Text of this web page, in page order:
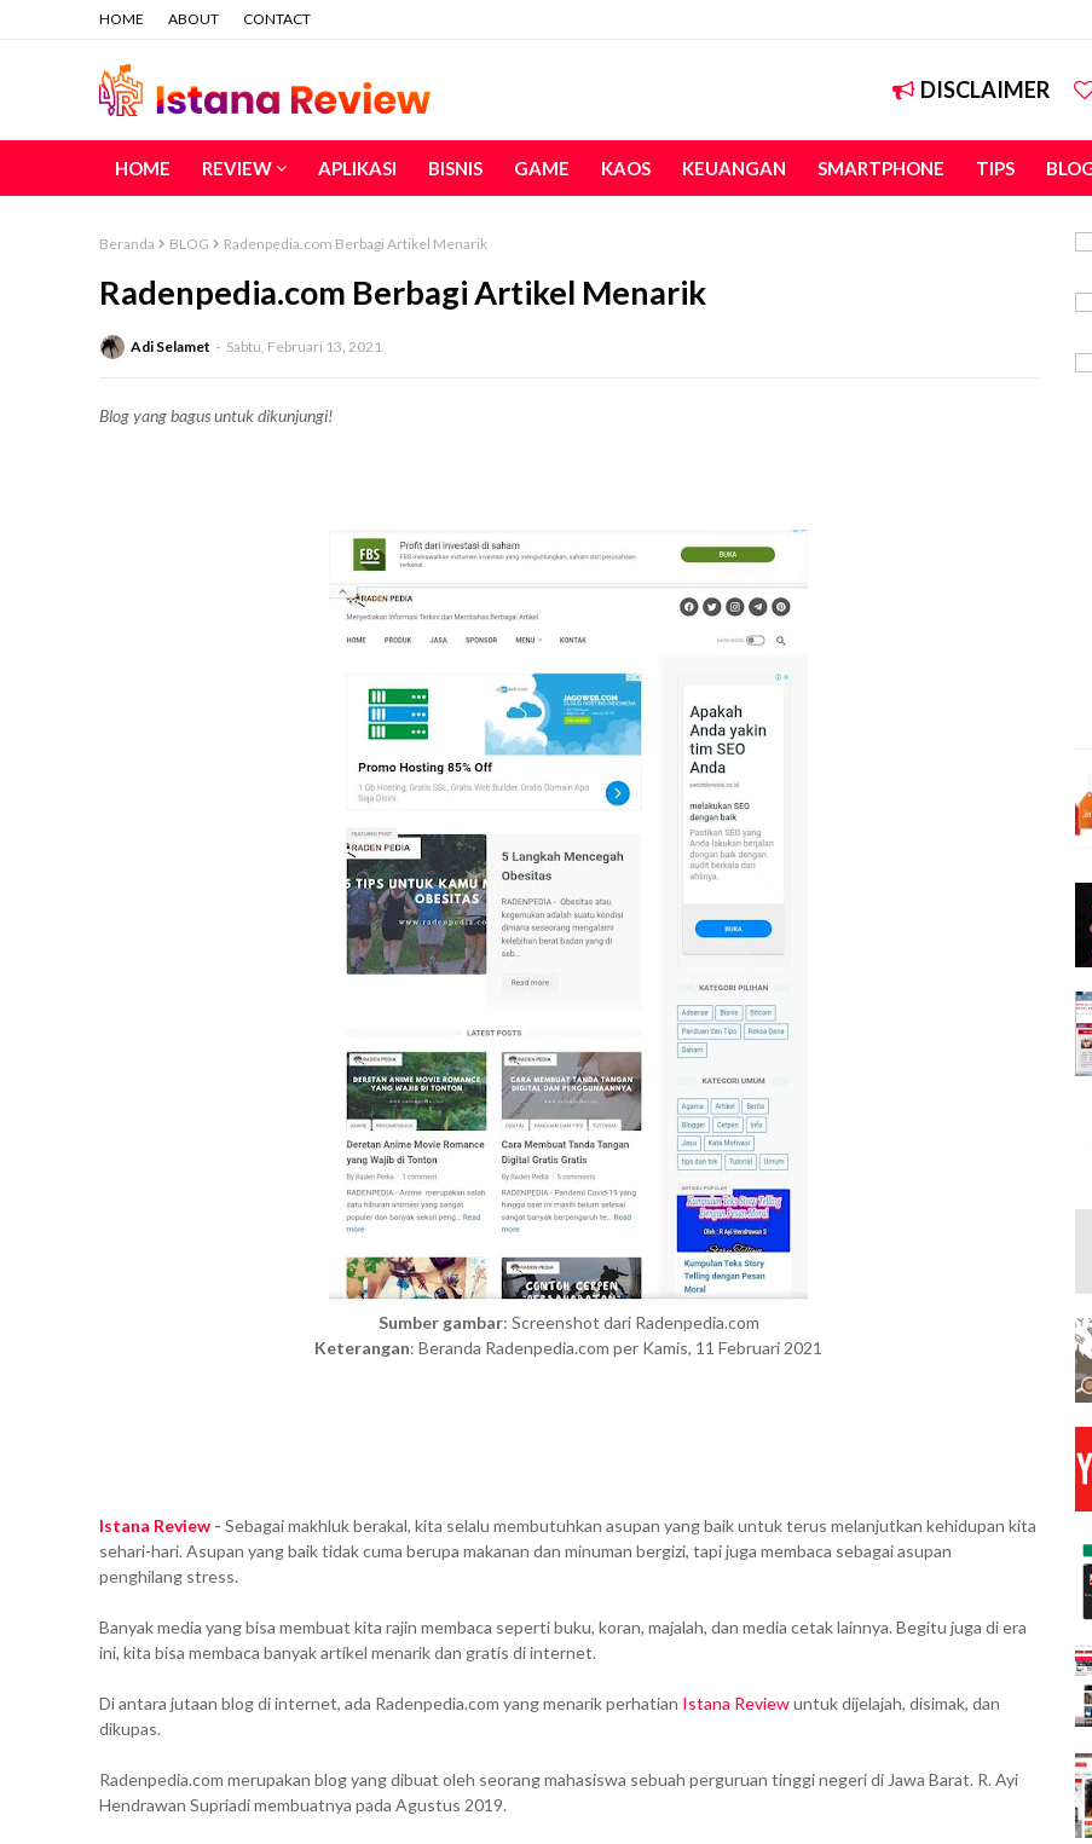
HOME ABOUT CONTACT
DISCLAIMER
HOME REVIEW APLIKASI BISNIS GAME KAOS KEUANGAN SMARTPHONE TIPS
Beranda BLOG Radenpedia.com Berbagi Artikel Menarik
Radenpedia.com Berbagi Artikel Menarik
Adi Selamet Sabtu, Februari 13, 2021
Blog yang bagus untuk dikunjungi!
Sumber gambar: Screenshot dari Radenpedia.com
Keterangan: Beranda Radenpedia.com per Kamis, 11 Februari 2021
Istana Review - Sebagai makhluk berakal, kita selalu membutuhkan asupan yang baik untuk terus melanjutkan kehidupan kita
sehari-hari. Asupan yang baik tidak cuma berupa makanan dan minuman bergizi, tapi juga membaca sebagai asupan
penghilang stress.
Banyak media yang bisa membuat kita rajin membaca seperti buku, koran, majalah, dan media cetak lainnya. Begitu juga di era
ini, kita bisa membaca banyak artikel menarik dan gratis di internet.
Di antara jutaan blog di internet, ada Radenpedia.com yang menarik perhatian Istana Reviewuntuk dijelajah, disimak, dan
dikupas.
Radenpedia.com merupakan blog yang dibuat oleh seorang mahasiswa sebuah perguruan tinggi negeri di Jawa Barat. R. Ayi
Hendrawan Supriadi membuatnya pada Agustus 2019.